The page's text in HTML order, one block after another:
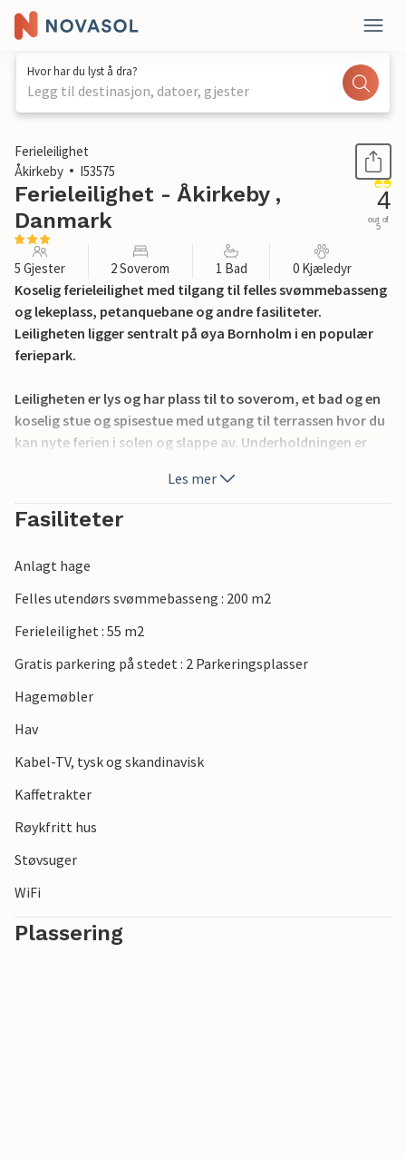
Hvor har du lyst å dra?
Legg til destinasjon, datoer, gjester
1 / 23
Ferieleilighet
Åkirkeby
I53575
Ferieleilighet - Åkirkeby ,
Danmark
4
out of
5
5 Gjester 2 Soverom 1 Bad 0 Kjæledyr
Koselig ferieleilighet med tilgang til felles svømmebasseng
og lekeplass, petanquebane og andre fasiliteter.
Leiligheten ligger sentralt på øya Bornholm i en populær
feriepark.
Leiligheten er lys og har plass til to soverom, et bad og en
koselig stue og spisestue med utgang til terrassen hvor du
kan nyte ferien i solen og slappe av. Underholdningen er
Området er veldig godt egnet for barnefamilier, og du er
ikke langt fra sykkelstier, det populære
handelsbyen Aakirkeby.
ferie på Bornholm.
Les mer
Fasiliteter
Anlagt hage
Felles utendørs svømmebasseng : 200 m2
Ferieleilighet : 55 m2
Gratis parkering på stedet : 2 Parkeringsplasser
Hagemøbler
Hav
Kabel-TV, tysk og skandinavisk
Kaffetrakter
Røykfritt hus
Støvsuger
WiFi
Plassering